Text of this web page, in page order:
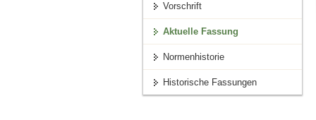
Vorschrift
Aktuelle Fassung
Normenhistorie
Historische Fassungen